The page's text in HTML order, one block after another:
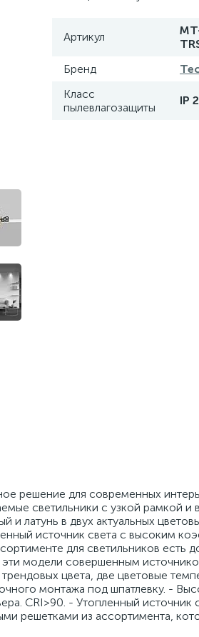
Артикул
Бренд
Класс
пылевлагозащиты
IP
решение для современных
светильники с узкой рамкой и
латунь в двух актуальных
источник света с высоким
для светильников есть
модели совершенным
цвета, две цветовые
монтажа под шпатлевку. -
CRI>90. - Утопленный источник
решетками из ассортимента,